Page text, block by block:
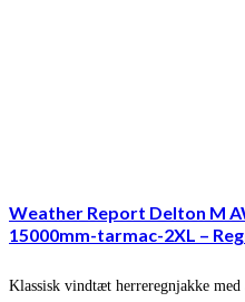
Weather Report Delton M
15000mm-tarmac-2XL –
Klassisk vindtæt herreregnjakke